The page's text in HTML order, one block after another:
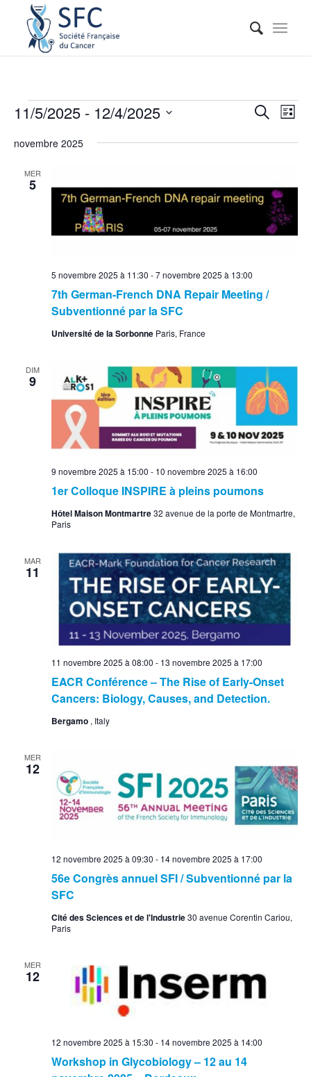
vues
Recherche
de
Liste
11/5/2025 - 12/4/2025
une
novembre 2025
MER
5
7th German-French DNA Repair Meeting /
Subventionné par la SFC
5 novembre 2025 à 11:30 -7 novembre 2025 à 13:00
Université de la Sorbonne Paris, France
DIM
9
1er Colloque INSPIRE à pleins poumons
9 novembre 2025 à 15:00 - 10 novembre 2025 à 16:00
Hôtel Maison Montmartre32 avenue de la porte de Montmartre,
Paris
MAR
11
EACR Conférence – The Rise of Early-Onset
Cancers: Biology, Causes, and Detection.
11 novembre 2025 à 08:00 - 13 novembre 2025 à 17:00
Bergamo , Italy
MER
12
56e Congrès annuel SFI / Subventionné par la
SFC
12 novembre 2025 à 09:30 - 14 novembre 2025 à 17:00
Cité des Sciences et de l'Industrie30 avenue Corentin Cariou,
Paris
MER
12
Workshop in Glycobiology – 12 au 14
12 novembre 2025 à 15:30 - 14 novembre 2025 à 14:00